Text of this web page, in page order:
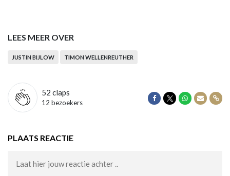
LEES MEER OVER
JUSTIN BIJLOW TIMON WELLENREUTHER
52 claps
12 bezoekers
Delen op Facebook
Delen op Twitter
Delen op
Delen
PLAATS REACTIE